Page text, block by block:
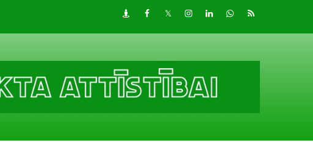
DraugiemFacebook
TwitterInstagram
LinkedInwhatsapp
RSS